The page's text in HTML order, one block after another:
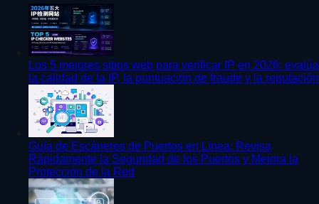
Los 5 mejores sitios web para verificar IP en 2026: evalúa
la calidad de la IP, la puntuación de fraude y la reputación
Guía de Escáneres de Puertos en Línea: Revisa
Rápidamente la Seguridad de los Puertos y Mejora la
Protección de la Red